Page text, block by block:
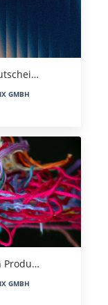
GMBH
Produ…
GMBH